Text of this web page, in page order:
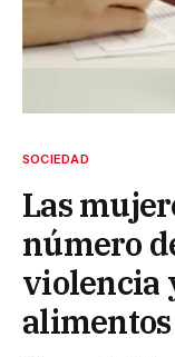
SOCIEDAD
Las
número
violencia
alimentos